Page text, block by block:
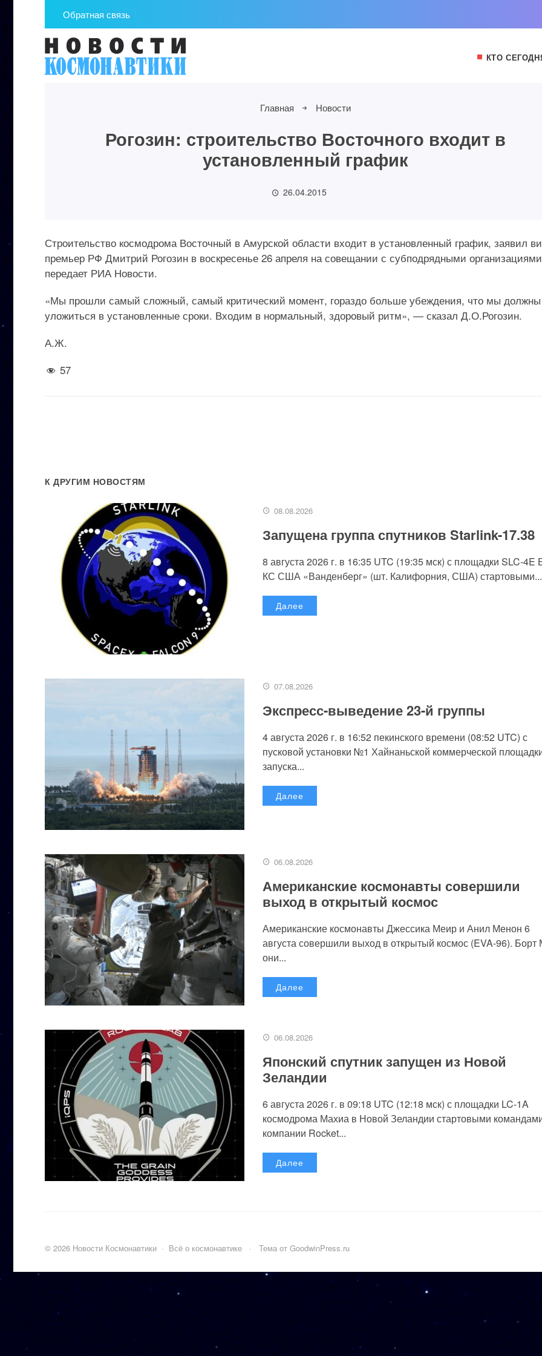
Обратная связь
КТО
Главная Новости
Рогозин: строительство Восточного входит в
установленный график
26.04.2015
Строительство космодрома Восточный в Амурской области входит в установленный график, заявил
премьер РФ Дмитрий Рогозин в воскресенье 26 апреля на совещании с субподрядными
передает РИА Новости.
«Мы прошли самый сложный, самый критический момент, гораздо больше убеждения, что мы должны
уложиться в установленные сроки. Входим в нормальный, здоровый ритм», — сказал Д.О.Рогозин.
А.Ж.
57
К ДРУГИМ НОВОСТЯМ
08.08.2026
Запущена группа спутников Starlink-17.38
8 августа 2026 г. в 16:35 UTC (19:35 мск) с площадки SLC-4E
КС США «Ванденберг» (шт. Калифорния, США) стартовыми...
Далее
07.08.2026
Экспресс-выведение 23-й группы
4 августа 2026 г. в 16:52 пекинского времени (08:52 UTC) с
пусковой установки №1 Хайнаньской коммерческой
запуска...
Далее
06.08.2026
Американские космонавты совершили
выход в открытый космос
Американские космонавты Джессика Меир и Анил Менон 6
августа совершили выход в открытый космос (EVA-96).
они...
Далее
06.08.2026
Японский спутник запущен из Новой
Зеландии
6 августа 2026 г. в 09:18 UTC (12:18 мск) с площадки LC-1A
космодрома Махиа в Новой Зеландии стартовыми
компании Rocket...
Далее
© 2026 Новости Космонавтики · Всё о космонавтике · Тема от GoodwinPress.ru